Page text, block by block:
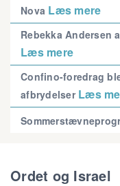
Nova Læs mere
Rebekka Andersen
Læs mere
Confino-foredrag
afbrydelser Læs
Ordet og Israel